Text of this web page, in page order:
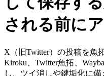
される前に
X（旧Twitter）の投稿を魚
Kiroku、Twitter魚拓、
し、ツイ消しや鍵垢化に備